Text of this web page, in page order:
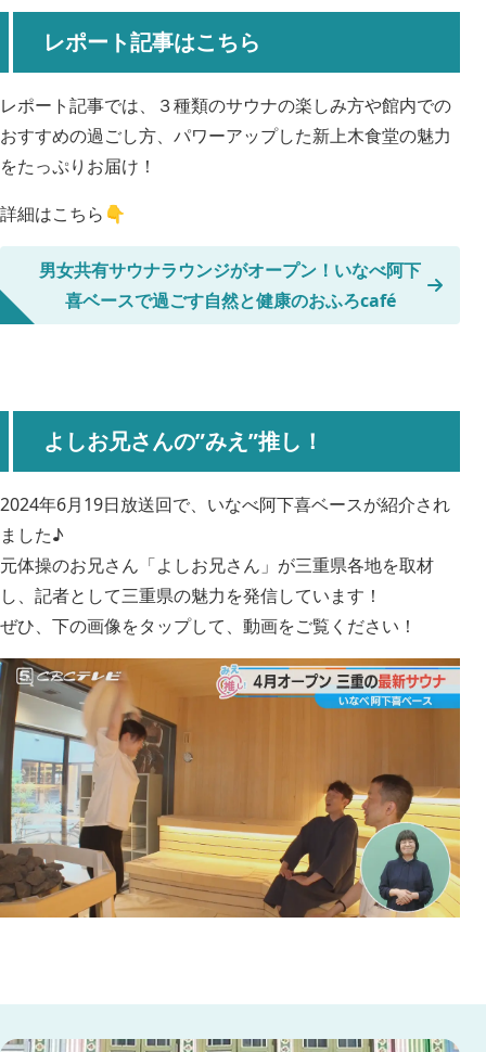
レポート記事はこちら
レポート記事では、３種類のサウナの楽しみ方や館内での
おすすめの過ごし方、パワーアップした新上木食堂の魅力
をたっぷりお届け！
詳細はこちら👇
男女共有サウナラウンジがオープン！いなべ阿下
喜ベースで過ごす自然と健康のおふろcafé
よしお兄さんの”みえ”推し！
2024年6月19日放送回で、いなべ阿下喜ベースが紹介され
ました♪
元体操のお兄さん「よしお兄さん」が三重県各地を取材
し、記者として三重県の魅力を発信しています！
ぜひ、下の画像をタップして、動画をご覧ください！